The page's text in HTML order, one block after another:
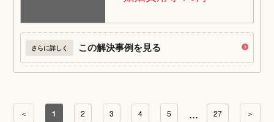
さらに詳しく この解決事例を見る
＜ 1 2 3 4 5 ... 27 ＞